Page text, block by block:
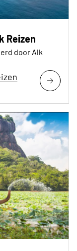
Reizen
door Alk